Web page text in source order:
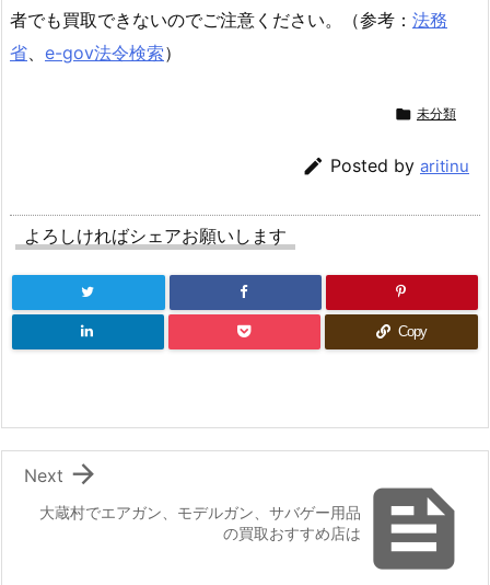
者でも買取できないのでご注意ください。（参考： 法務
省、 e-gov法令検索）
 未分類
 Posted by aritinu
よろしければシェアお願いします
Copy

大蔵村でエアガン、モデルガン、サバゲー用品
の買取おすすめ店は

Next